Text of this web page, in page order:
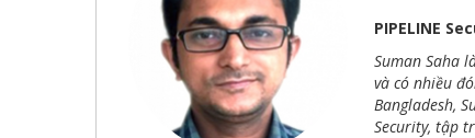
PIPELINE
Suman Saha
và có nhiều
Bangladesh,
Security, tập